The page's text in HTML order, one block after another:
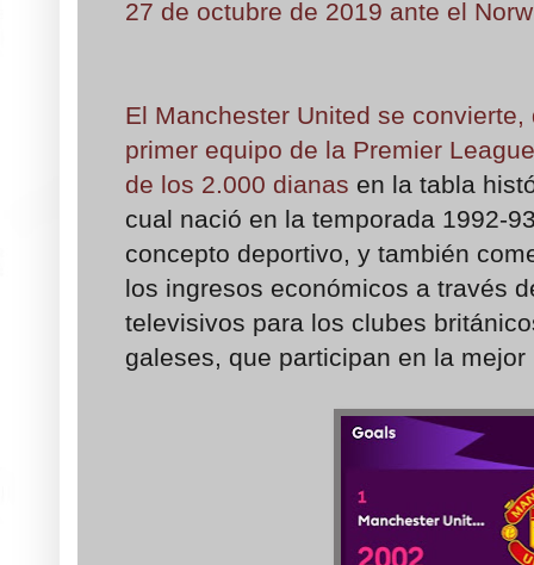
27 de octubre de 2019 ante el
El Manchester United se
primer equipo de la Premier
de los 2.000 dianas en la tabla
cual nació en la temporada 1992-
concepto deportivo, y también
los ingresos económicos a través
televisivos para los clubes
galeses, que participan en la